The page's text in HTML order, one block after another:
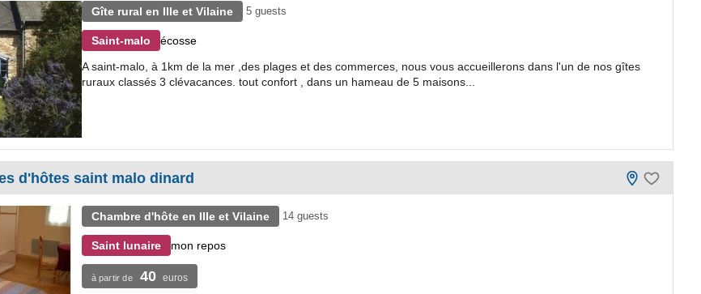
Gîte rural en Ille et Vilaine 5 guests
Saint-malo écosse
A saint-malo, à 1km de la mer ,des plages et des commerces, nous vous accueillerons dans l'un de nos gîtes
ruraux classés 3 clévacances. tout confort , dans un hameau de 5 maisons...
d'hôtes saint malo dinard
Chambre d'hôte en Ille et Vilaine 14 guests
Saint lunaire mon repos
à partir de 40 euros